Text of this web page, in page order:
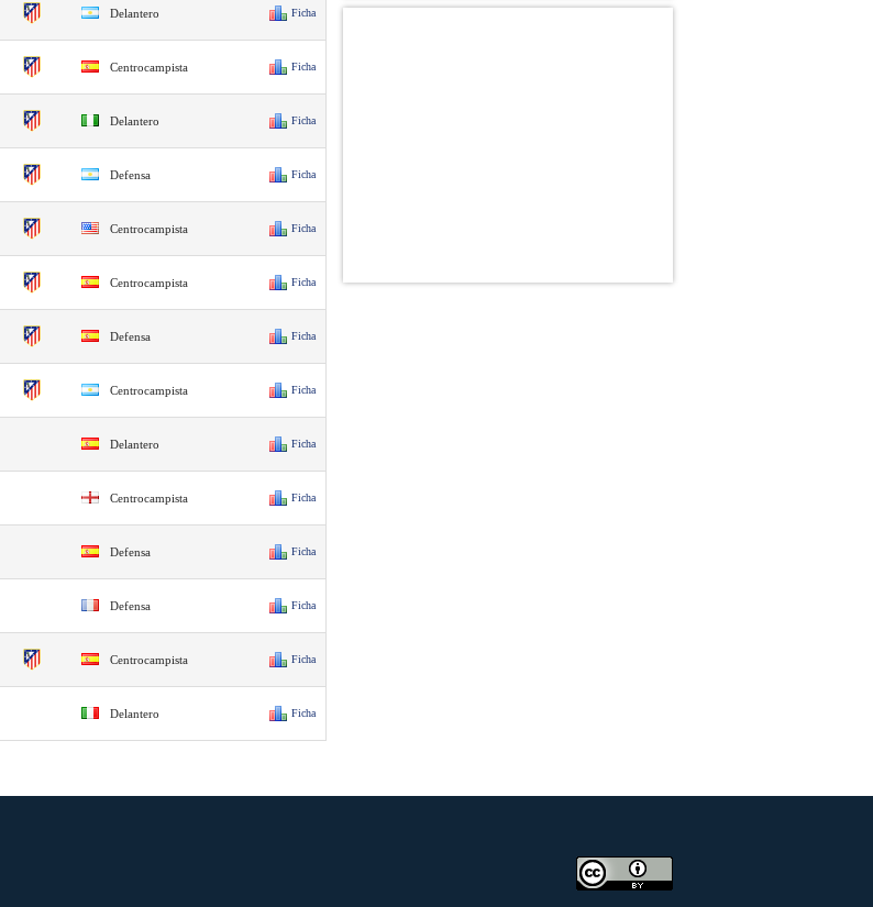
Delantero Ficha
Centrocampista Ficha
Delantero Ficha
Defensa Ficha
Centrocampista Ficha
Centrocampista Ficha
Defensa Ficha
Centrocampista Ficha
Delantero Ficha
Centrocampista Ficha
Defensa Ficha
Defensa Ficha
Centrocampista Ficha
Delantero Ficha